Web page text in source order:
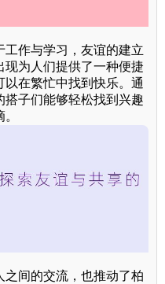
作与学习，友谊的建立
为人们提供了一种便捷
在繁忙中找到快乐。通
子们能够轻松找到兴趣
间的交流，也推动了柏